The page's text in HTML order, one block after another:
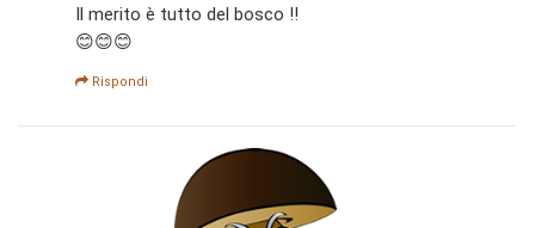
Il merito è tutto del bosco !!
😊😊😊
Rispondi